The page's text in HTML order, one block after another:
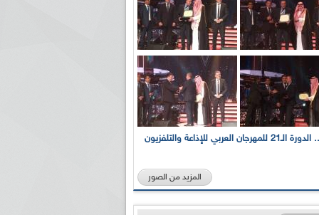
بالصور... الدورة الـ21 للمهرجان العربي للإذاعة والتلفزيون
المزيد من الصور